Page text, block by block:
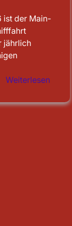
ist der Main-
jährlich
Weiterlesen:
Main-